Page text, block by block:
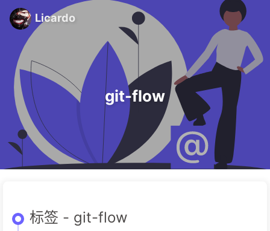
Licardo
git-flow
标签 - git-flow